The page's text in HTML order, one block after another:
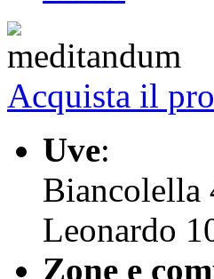
Acquista il
Uve:
Biancolella
Leonardo
Zone e